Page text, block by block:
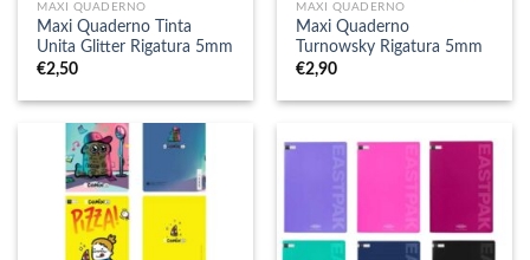
MAXI QUADERNO
Maxi Quaderno Tinta
Unita Glitter Rigatura 5mm
€2,50
MAXI QUADERNO
Maxi Quaderno
Turnowsky Rigatura 5mm
€2,90